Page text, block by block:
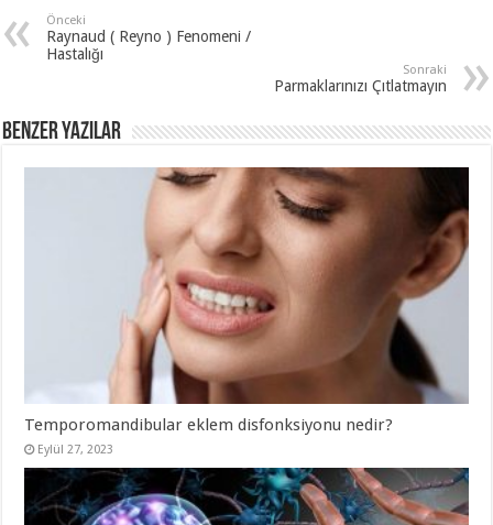
Önceki
Raynaud ( Reyno ) Fenomeni /
Hastalığı
Sonraki
Parmaklarınızı Çıtlatmayın
Benzer Yazılar
Temporomandibular eklem disfonksiyonu nedir?
Eylül 27, 2023